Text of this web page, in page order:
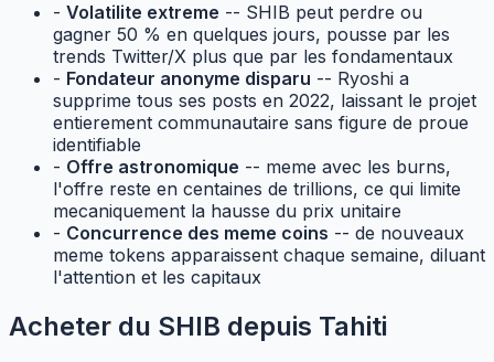
- Volatilite extreme -- SHIB peut perdre ou
gagner 50 % en quelques jours, pousse par les
trends Twitter/X plus que par les fondamentaux
- Fondateur anonyme disparu -- Ryoshi a
supprime tous ses posts en 2022, laissant le projet
entierement communautaire sans figure de proue
identifiable
- Offre astronomique -- meme avec les burns,
l'offre reste en centaines de trillions, ce qui limite
mecaniquement la hausse du prix unitaire
- Concurrence des meme coins -- de nouveaux
meme tokens apparaissent chaque semaine, diluant
l'attention et les capitaux
Acheter du SHIB depuis Tahiti